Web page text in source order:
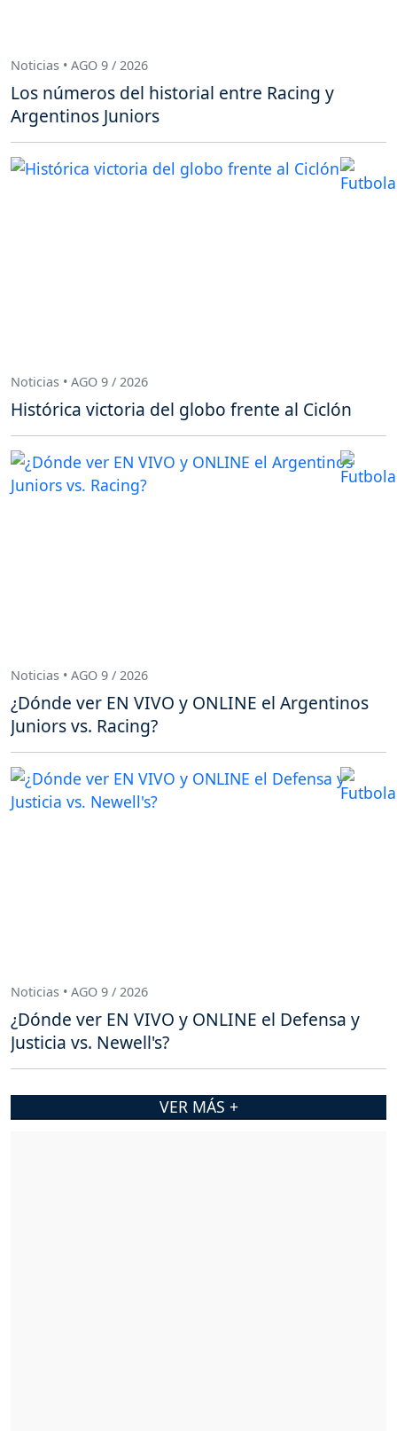
Noticias • AGO 9 / 2026
Los números del historial entre Racing y
Argentinos Juniors
Noticias • AGO 9 / 2026
Histórica victoria del globo frente al Ciclón
Noticias • AGO 9 / 2026
¿Dónde ver EN VIVO y ONLINE el Argentinos
Juniors vs. Racing?
Noticias • AGO 9 / 2026
¿Dónde ver EN VIVO y ONLINE el Defensa y
Justicia vs. Newell's?
VER MÁS +